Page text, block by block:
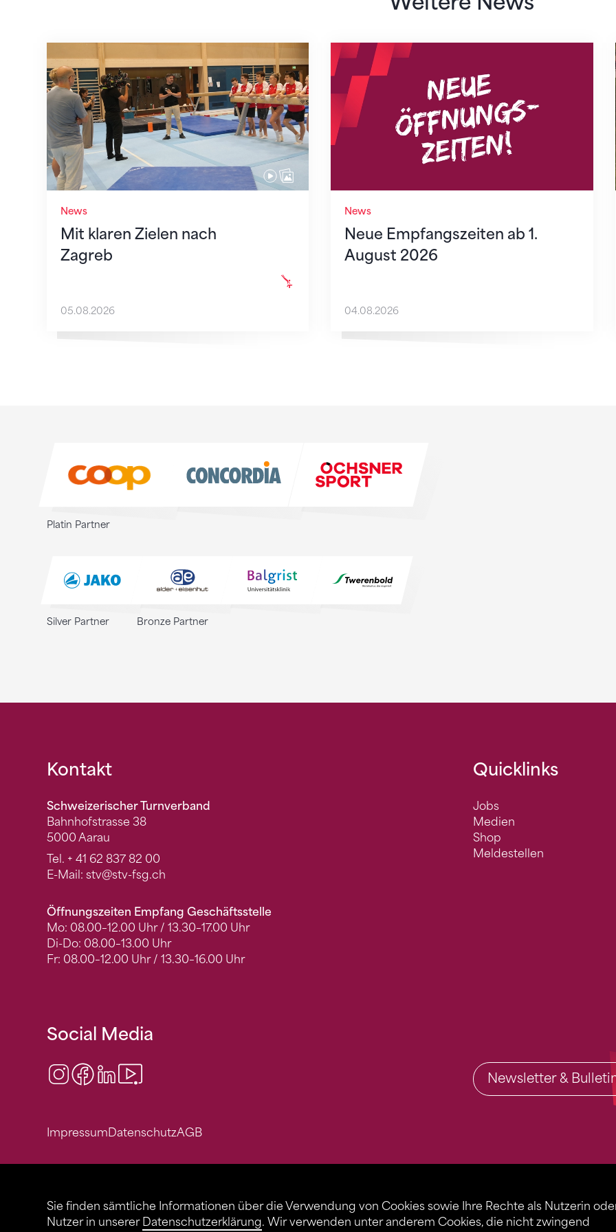
Sie finden sämtliche Informationen über die Verwendung von Cookies sowie Ihre Rechte als Nutzerin
Nutzer in unserer Datenschutzerklärung. Wir verwenden unter anderem Cookies, die nicht zwingend
News
Mit klaren Zielen nach
Zagreb
Mit klaren Zielen nach Zagreb
05.08.2026
News
Neue Empfangszeiten ab 1.
August 2026
Neue Empfangszeiten ab 1. August 2026
04.08.2026
Platin Partner
Silver Partner Bronze Partner
Fusszeile
Kontakt
Schweizerischer Turnverband
Bahnhofstrasse 38
5000 Aarau
Tel. + 41 62 837 82 00
E-Mail: stv@stv-fsg.ch
Öffnungszeiten Empfang Geschäftsstelle
Mo: 08.00–12.00 Uhr / 13.30–17.00 Uhr
Di-Do: 08.00–13.00 Uhr
Fr: 08.00–12.00 Uhr / 13.30–16.00 Uhr
Quicklinks
Jobs
Medien
Shop
Meldestellen
Social Media
Instagram
Facebook
LinkedIn Newsletter &
ImpressumDatenschutzAGB